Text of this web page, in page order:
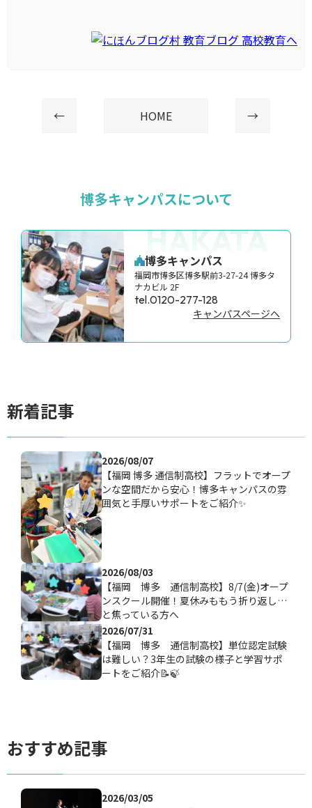
← HOME →
博多キャンパスについて
HAKATA
博多キャンパス
福岡市博多区博多駅前3-27-24 博多タ
ナカビル 2F
tel.0120-277-128
キャンパスページへ
新着記事
2026/08/07
【福岡 博多 通信制高校】フラットでオープ
ンな空間だから安心！博多キャンパスの雰
囲気と手厚いサポートをご紹介✨
2026/08/03
【福岡 博多 通信制高校】8/7(金)オープ
ンスクール開催！夏休みももう折り返し…
と焦っている方へ
2026/07/31
【福岡 博多 通信制高校】単位認定試験
は難しい？3年生の試験の様子と学習サポ
ートをご紹介📝🍃
おすすめ記事
2026/03/05